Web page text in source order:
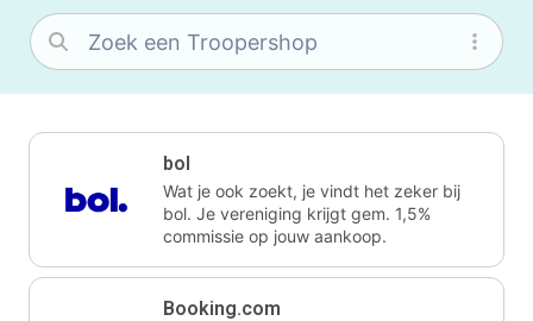
bol
Wat je ook zoekt, je vindt het zeker bij
bol. Je vereniging krijgt gem. 1,5%
commissie op jouw aankoop.
Booking.com